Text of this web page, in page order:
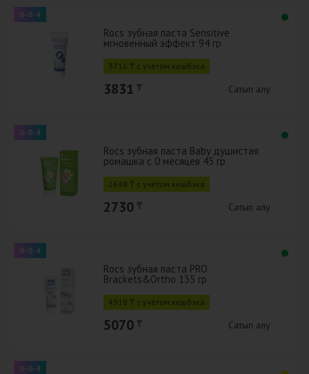
0-0-4
Rocs зубная паста Sensitive
мгновенный эффект 94 гр
3716 ₸ с учётом кешбэка
3831 ₸ Сатып алу
0-0-4
Rocs зубная паста Baby душистая
ромашка с 0 месяцев 45 гр
2648 ₸ с учётом кешбэка
2730 ₸ Сатып алу
0-0-4
Rocs зубная паста PRO
Brackets&Ortho 135 гр
4918 ₸ с учётом кешбэка
5070 ₸ Сатып алу
0-0-4